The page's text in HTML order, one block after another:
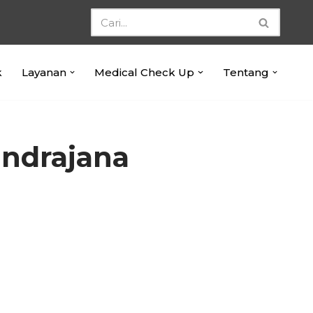
Layanan Medical Check Up Tentang